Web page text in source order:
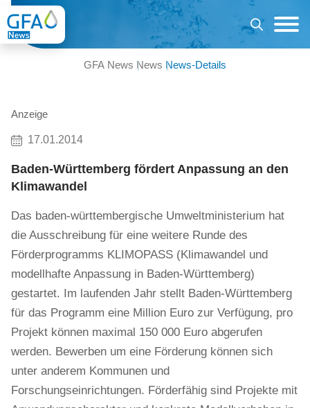
GFA News News News-Details
Anzeige
17.01.2014
Baden-Württemberg fördert Anpassung an den
Klimawandel
Das baden-württembergische Umweltministerium hat
die Ausschreibung für eine weitere Runde des
Förderprogramms KLIMOPASS (Klimawandel und
modellhafte Anpassung in Baden-Württemberg)
gestartet. Im laufenden Jahr stellt Baden-Württemberg
für das Programm eine Million Euro zur Verfügung, pro
Projekt können maximal 150 000 Euro abgerufen
werden. Bewerben um eine Förderung können sich
unter anderem Kommunen und
Forschungseinrichtungen. Förderfähig sind Projekte mit